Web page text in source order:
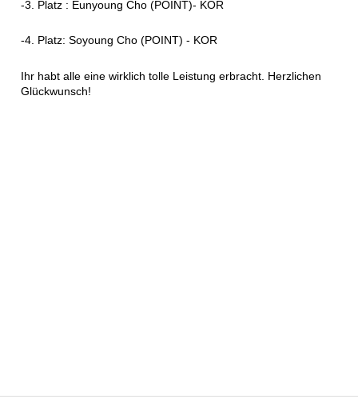
-3. Platz : Eunyoung Cho (POINT)- KOR
-4. Platz: Soyoung Cho (POINT) - KOR
Ihr habt alle eine wirklich tolle Leistung erbracht. Herzlichen
Glückwunsch!